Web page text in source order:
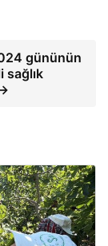
gününün
sağlık